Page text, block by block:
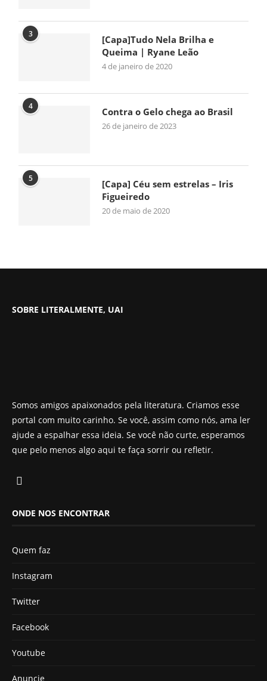
3
[Capa]Tudo Nela Brilha e
Queima | Ryane Leão
4 de janeiro de 2020
4 Contra o Gelo chega ao Brasil
26 de janeiro de 2023
5
[Capa] Céu sem estrelas – Iris
Figueiredo
20 de maio de 2020
SOBRE LITERALMENTE, UAI
Somos amigos apaixonados pela literatura. Criamos esse
portal com muito carinho. Se você, assim como nós, ama ler
ajude a espalhar essa ideia. Se você não curte, esperamos
que pelo menos algo aqui te faça sorrir ou refletir.
ONDE NOS ENCONTRAR
Quem faz
Instagram
Twitter
Facebook
Youtube
Anuncie